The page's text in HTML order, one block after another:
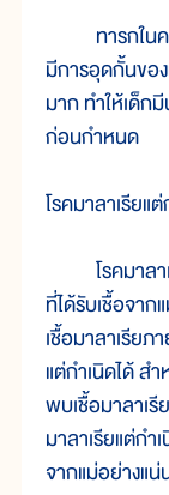
ทารกในคร
มีการอุดกั้นขอ
มาก ทำให้เด็
ก่อนกำหนด
โรคมาลาเรียแ
โรคมาลาเรี
ที่ได้รับเชื้อจา
เชื้อมาลาเรียภ
แต่กำเนิดได้ ส
พบเชื้อมาลาเ
มาลาเรียแต่กำ
จากแม่อย่างแ